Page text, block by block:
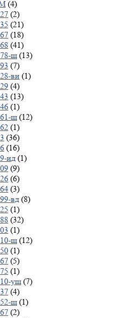
(4)
(2)
(21)
(18)
(41)
ш (13)
(7)
ви (1)
(4)
(13)
(1)
ш (12)
(1)
(36)
(16)
ид (1)
(9)
(6)
(3)
вд (8)
(1)
(32)
(1)
ш (12)
(1)
(5)
(1)
уш (7)
(4)
ш (1)
(2)